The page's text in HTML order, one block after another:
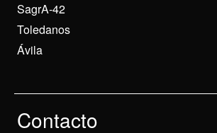
SagrA-42
Toledanos
Ávila
Contacto